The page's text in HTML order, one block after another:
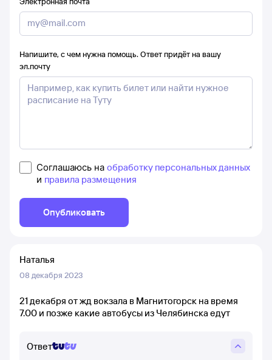
Напишите, с чем нужна помощь. Ответ придёт на вашу
эл.почту
Соглашаюсь на обработку персональных данных
и правила размещения
Опубликовать
Наталья
08 декабря 2023
21 декабря от жд вокзала в Магнитогорск на время
7.00 и позже какие автобусы из Челябинска едут
Ответ